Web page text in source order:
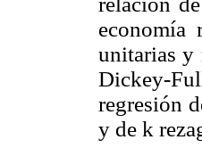
economía
unitarias y
Dickey-
regresión
y de k